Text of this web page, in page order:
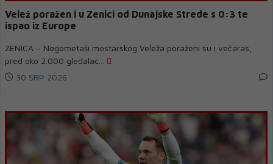
Velež poražen i u Zenici od Dunajske Strede s 0:3 te
ispao iz Europe
ZENICA – Nogometaši mostarskog Veleža poraženi su i večaras,
pred oko 2.000 gledalac...
30 SRP 2026